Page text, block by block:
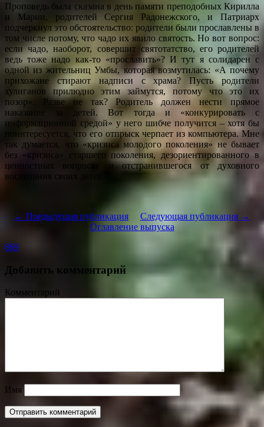
Проповедь была сказана в день памяти преподобных Кирилла
и Марии, родителей Сергия Радонежского, и Патриарх
подчеркнул это обстоятельство: родители были прославлены в
том числе потому, что чадо их явило святость. Но вот вопрос:
если чадо, наоборот, совершит святотатство, его родителей
ведь тоже надо как-то «прославить»? И тут я солидарен с
одной из жительниц Умбы, которая возмутилась: «А почему
прихожане стирают надписи с храма? Пусть родители
хулиганов прилюдно этим займутся, потому что это их
позор». Разве не так? Родитель должен нести прямое
наказание за детей. Вот тогда и «конкурировать с
информационной средой» у него шибче получится – хотя бы
поинтересуется, что его отпрыск черпает из компьютера. Мне
так думается, что «кризиса молодого поколения» не бывает
без «кризиса» старшего поколения, дезориентированного в
ценностных вопросах и отстранившегося от духовного
воспитания своих детей.
← Предыдущая публикация
Следующая публикация →
Оглавление выпуска
869
Добавить комментарий
Комментарий
Имя